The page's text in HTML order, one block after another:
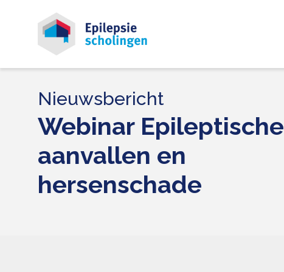
Nieuwsbericht
Webinar Epileptische
aanvallen en
hersenschade